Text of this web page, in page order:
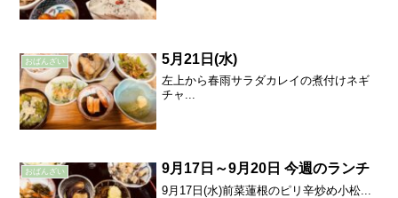
おばんざい 5月21日(水)
左上から春雨サラダカレイの煮付けネギ
チャ...
おばんざい 9月17日～9月20日 今週のランチ
9月17日(水)前菜蓮根のピリ辛炒め小松...